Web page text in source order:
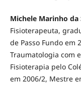
Michele Marinho
Fisioterapeuta,
de Passo Fundo em
Traumatologia com
Fisioterapia pelo
em 2006/2, Mestre